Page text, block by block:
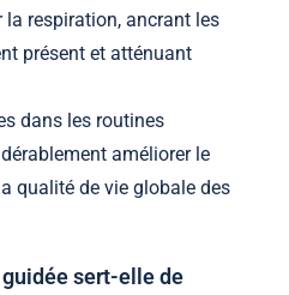
la respiration, ancrant les
présent et atténuant
dans les routines
améliorer le
qualité de vie globale des
sert-elle de